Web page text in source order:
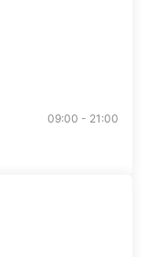
09:00 - 21:00